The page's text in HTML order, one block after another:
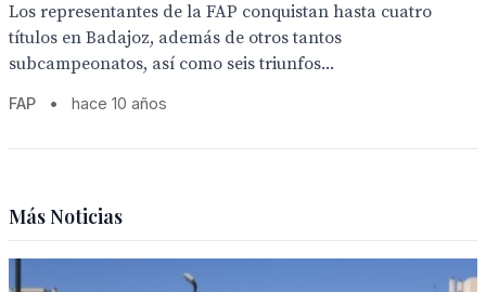
Los representantes de la FAP conquistan hasta cuatro
títulos en Badajoz, además de otros tantos
subcampeonatos, así como seis triunfos...
FAP • hace 10 años
Más Noticias